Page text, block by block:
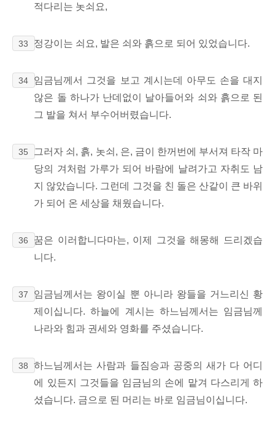
적다리는 놋쇠요,
33 정강이는 쇠요, 발은 쇠와 흙으로 되어 있었습니다.
34
임금님께서 그것을 보고 계시는데 아무도 손을 대지
않은 돌 하나가 난데없이 날아들어와 쇠와 흙으로 된
그 발을 쳐서 부수어버렸습니다.
35
그러자 쇠, 흙, 놋쇠, 은, 금이 한꺼번에 부서져 타작 마
당의 겨처럼 가루가 되어 바람에 날려가고 자취도 남
지 않았습니다. 그런데 그것을 친 돌은 산같이 큰 바위
가 되어 온 세상을 채웠습니다.
36
꿈은 이러합니다마는, 이제 그것을 해몽해 드리겠습
니다.
37
임금님께서는 왕이실 뿐 아니라 왕들을 거느리신 황
제이십니다. 하늘에 계시는 하느님께서는 임금님께
나라와 힘과 권세와 영화를 주셨습니다.
38
하느님께서는 사람과 들짐승과 공중의 새가 다 어디
에 있든지 그것들을 임금님의 손에 맡겨 다스리게 하
셨습니다. 금으로 된 머리는 바로 임금님이십니다.